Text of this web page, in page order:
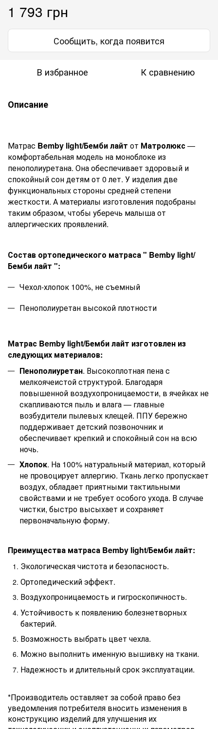
1 793 грн
Сообщить, когда появится
В избранное К сравнению
Описание
Матрас Bemby light/Бемби лайт от Матролюкс—
комфортабельная модель на моноблоке из
пенополиуретана. Она обеспечивает здоровый и
спокойный сон детям от 0 лет. У изделия две
функциональных стороны средней степени
жесткости. А материалы изготовления подобраны
таким образом, чтобы уберечь малыша от
аллергических проявлений.
Состав ортопедического матраса " Bemby light/
Бемби лайт ":
Чехол-хлопок 100%, не съемный
Пенополиуретан высокой плотности
Матрас Bemby light/Бемби лайт изготовлен из
следующих материалов:
Пенополиуретан. Высокоплотная пена с
мелкоячеистой структурой. Благодаря
повышенной воздухопроницаемости, в ячейках не
скапливаются пыль и влага — главные
возбудители пылевых клещей. ППУ бережно
поддерживает детский позвоночник и
обеспечивает крепкий и спокойный сон на всю
ночь.
Хлопок. На 100% натуральный материал, который
не провоцирует аллергию. Ткань легко пропускает
воздух, обладает приятными тактильными
свойствами и не требует особого ухода. В случае
чистки, быстро высыхает и сохраняет
первоначальную форму.
Преимущества матраса Bemby light/Бемби лайт:
Экологическая чистота и безопасность.
Ортопедический эффект.
Воздухопроницаемость и гигроскопичность.
Устойчивость к появлению болезнетворных
бактерий.
Возможность выбрать цвет чехла.
Можно выполнить именную вышивку на ткани.
Надежность и длительный срок эксплуатации.
*Производитель оставляет за собой право без
уведомления потребителя вносить изменения в
конструкцию изделий для улучшения их